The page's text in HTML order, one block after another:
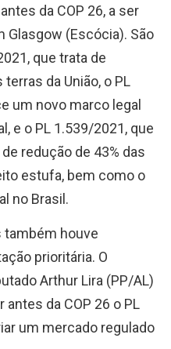
da COP 26, a ser
Glasgow (Escócia). São
que trata de
da União, o PL
um novo marco legal
e o PL 1.539/2021, que
redução de 43% das
estufa, bem como o
no Brasil.
também houve
prioritária. O
Arthur Lira (PP/AL)
da COP 26 o PL
um mercado regulado